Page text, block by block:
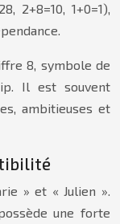
2+8=10, 1+0=1),
8, symbole de
Il est souvent
ambitieuses et
» et « Julien ».
une forte